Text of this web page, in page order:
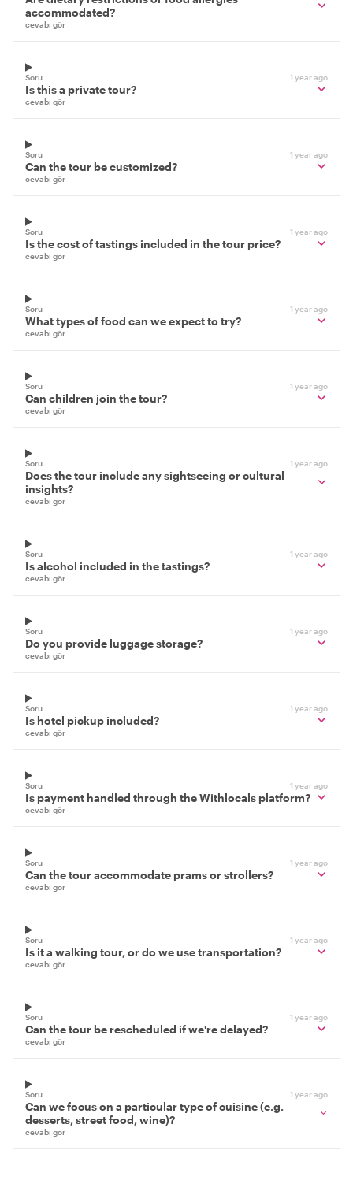
accommodated?
cevabı gör
Soru 1 year ago
Is this a private tour?
cevabı gör
Soru 1 year ago
Can the tour be customized?
cevabı gör
Soru 1 year ago
Is the cost of tastings included in the tour price?
cevabı gör
Soru 1 year ago
What types of food can we expect to try?
cevabı gör
Soru 1 year ago
Can children join the tour?
cevabı gör
Soru 1 year ago
Does the tour include any sightseeing or cultural
insights?
cevabı gör
Soru 1 year ago
Is alcohol included in the tastings?
cevabı gör
Soru 1 year ago
Do you provide luggage storage?
cevabı gör
Soru 1 year ago
Is hotel pickup included?
cevabı gör
Soru 1 year ago
Is payment handled through the Withlocals platform?
cevabı gör
Soru 1 year ago
Can the tour accommodate prams or strollers?
cevabı gör
Soru 1 year ago
Is it a walking tour, or do we use transportation?
cevabı gör
Soru 1 year ago
Can the tour be rescheduled if we're delayed?
cevabı gör
Soru 1 year ago
Can we focus on a particular type of cuisine (e.g.
desserts, street food, wine)?
cevabı gör